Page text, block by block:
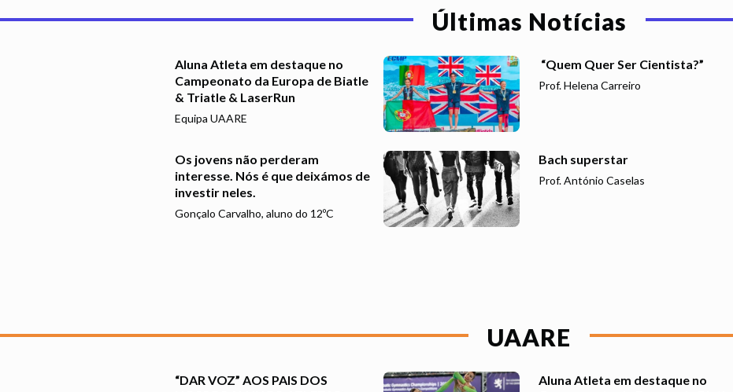
Últimas Notícias
Aluna Atleta em destaque no
Campeonato da Europa de Biatle
& Triatle & LaserRun
Equipa UAARE
“Quem Quer Ser Cientista?”
Prof. Helena Carreiro
Os jovens não perderam
interesse. Nós é que deixámos de
investir neles.
Gonçalo Carvalho, aluno do 12ºC
Bach superstar
Prof. António Caselas
UAARE
“DAR VOZ” AOS PAIS DOS
Aluna Atleta em destaque no